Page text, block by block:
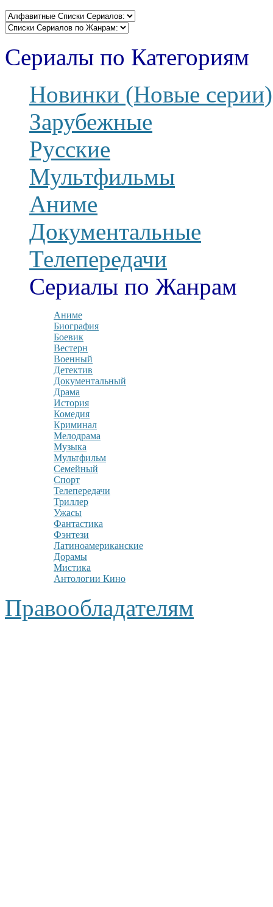
Сериалы по Категориям
Новинки (Новые серии)
Зарубежные
Русские
Мультфильмы
Аниме
Документальные
Телепередачи
Сериалы по Жанрам
Аниме
Биография
Боевик
Вестерн
Военный
Детектив
Документальный
Драма
История
Комедия
Криминал
Мелодрама
Музыка
Мультфильм
Семейный
Спорт
Телепередачи
Триллер
Ужасы
Фантастика
Фэнтези
Латиноамериканские
Дорамы
Мистика
Антологии Кино
Правообладателям